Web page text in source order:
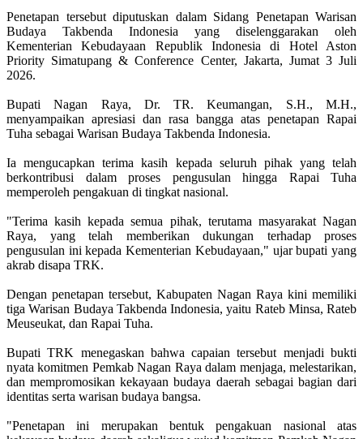
Penetapan tersebut diputuskan dalam Sidang Penetapan Warisan
Budaya Takbenda Indonesia yang diselenggarakan oleh
Kementerian Kebudayaan Republik Indonesia di Hotel Aston
Priority Simatupang & Conference Center, Jakarta, Jumat 3 Juli
2026.
Bupati Nagan Raya, Dr. TR. Keumangan, S.H., M.H.,
menyampaikan apresiasi dan rasa bangga atas penetapan Rapai
Tuha sebagai Warisan Budaya Takbenda Indonesia.
Ia mengucapkan terima kasih kepada seluruh pihak yang telah
berkontribusi dalam proses pengusulan hingga Rapai Tuha
memperoleh pengakuan di tingkat nasional.
"Terima kasih kepada semua pihak, terutama masyarakat Nagan
Raya, yang telah memberikan dukungan terhadap proses
pengusulan ini kepada Kementerian Kebudayaan," ujar bupati yang
akrab disapa TRK.
Dengan penetapan tersebut, Kabupaten Nagan Raya kini memiliki
tiga Warisan Budaya Takbenda Indonesia, yaitu Rateb Minsa, Rateb
Meuseukat, dan Rapai Tuha.
Bupati TRK menegaskan bahwa capaian tersebut menjadi bukti
nyata komitmen Pemkab Nagan Raya dalam menjaga, melestarikan,
dan mempromosikan kekayaan budaya daerah sebagai bagian dari
identitas serta warisan budaya bangsa.
"Penetapan ini merupakan bentuk pengakuan nasional atas